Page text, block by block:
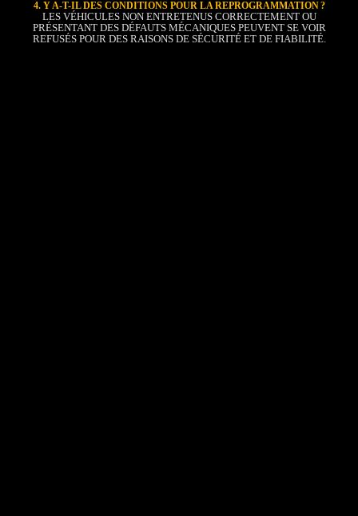
4. Y A-T-IL DES CONDITIONS POUR LA REPROGRAMMATION ?
LES VÉHICULES NON ENTRETENUS CORRECTEMENT OU
PRÉSENTANT DES DÉFAUTS MÉCANIQUES PEUVENT SE VOIR
REFUSÉS POUR DES RAISONS DE SÉCURITÉ ET DE FIABILITÉ.